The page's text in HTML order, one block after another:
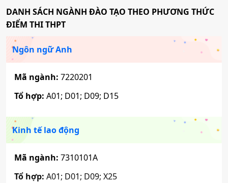
DANH SÁCH NGÀNH ĐÀO TẠO THEO PHƯƠNG THỨC
ĐIỂM THI THPT
Ngôn ngữ Anh
Mã ngành: 7220201
Tổ hợp: A01; D01; D09; D15
Kinh tế lao động
Mã ngành: 7310101A
Tổ hợp: A01; D01; D09; X25